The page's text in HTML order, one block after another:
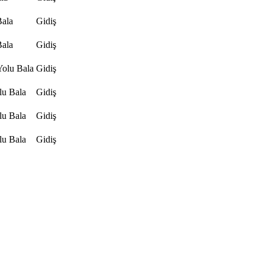
Gidiş
Gidiş
Bala Gidiş
Bala Gidiş
Bala Gidiş
Bala Gidiş